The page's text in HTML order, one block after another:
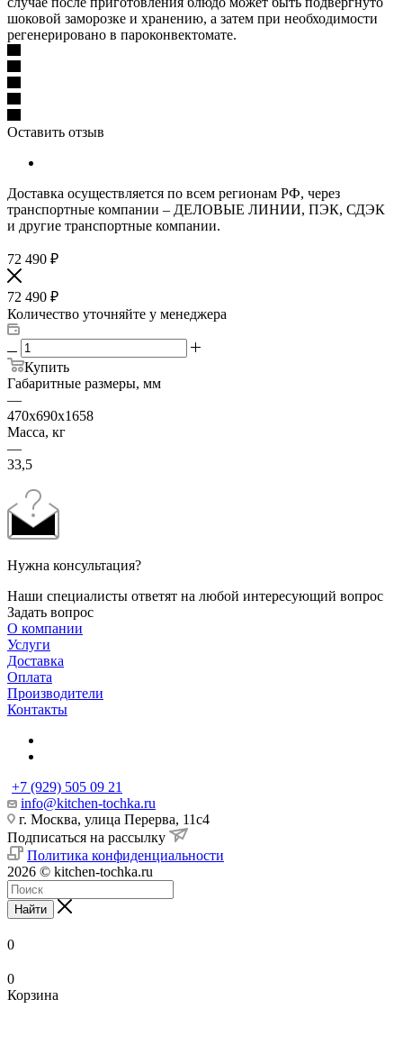
шоковой заморозке и хранению, а затем при необходимости
регенерировано в пароконвектомате.
Оставить отзыв
Доставка осуществляется по всем регионам РФ, через
транспортные компании – ДЕЛОВЫЕ ЛИНИИ, ПЭК, СДЭК
и другие транспортные компании.
72 490 ₽
72 490 ₽
Количество уточняйте у менеджера
Купить
Габаритные размеры, мм
—
470x690x1658
Масса, кг
—
33,5
Нужна консультация?
Наши специалисты ответят на любой интересующий вопрос
Задать вопрос
О компании
Услуги
Доставка
Оплата
Производители
Контакты
+7 (929) 505 09 21
info@kitchen-tochka.ru
г. Москва, улица Перерва, 11с4
Подписаться на рассылку
Политика конфиденциальности
2026 © kitchen-tochka.ru
Найти
0
0
Корзина